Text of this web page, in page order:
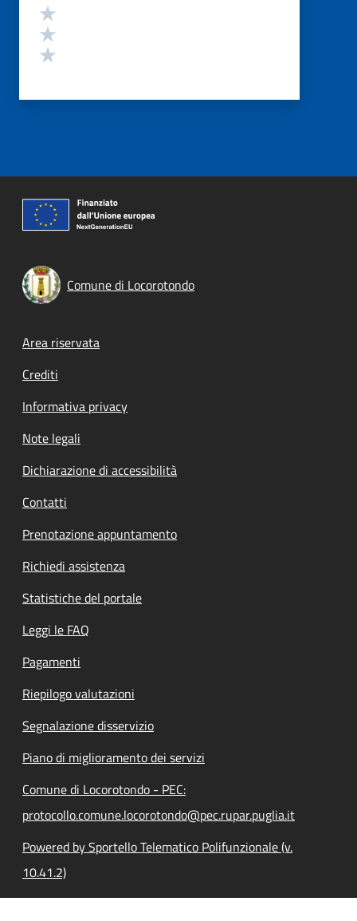
Comune di Locorotondo
Footer menu
Area riservata
Crediti
Informativa privacy
Note legali
Dichiarazione di accessibilità
Contatti
Prenotazione appuntamento
Richiedi assistenza
Statistiche del portale
Leggi le FAQ
Pagamenti
Riepilogo valutazioni
Segnalazione disservizio
Piano di miglioramento dei servizi
Comune di Locorotondo - PEC:
protocollo.comune.locorotondo@pec.rupar.puglia.it
Powered by Sportello Telematico Polifunzionale (v.
10.41.2)